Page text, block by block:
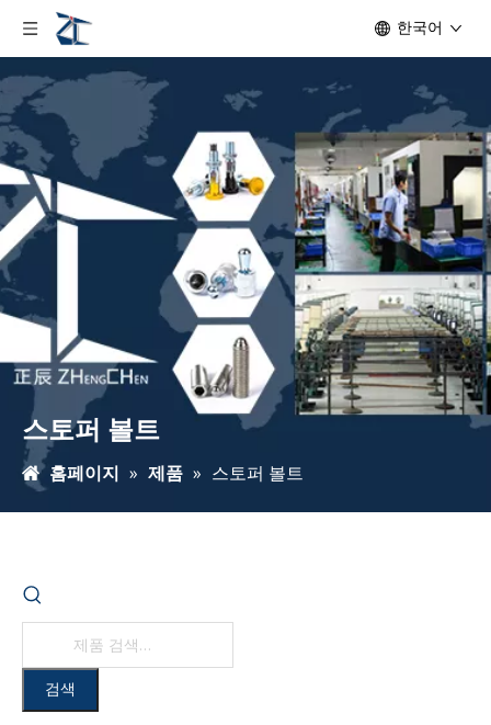
한국어
스토퍼 볼트
홈페이지 » 제품 » 스토퍼 볼트
검색